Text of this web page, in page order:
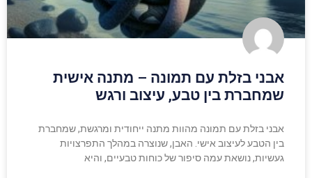
אבני בזלת עם תמונה – מתנה אישית
שמחברת בין טבע, עיצוב ורגש
אבני בזלת עם תמונה מהוות מתנה ייחודית ומרגשת, שמחברת
בין הטבע לעיצוב אישי. האבן, שנוצרה במהלך התפרצויות
געשיות, נושאת עמה סיפור של כוחות טבעיים, והיא